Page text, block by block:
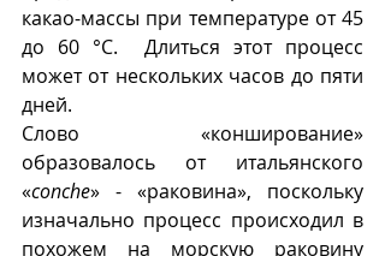
какао-массы при температуре от 45
до 60 °C.  Длиться этот процесс
может от нескольких часов до пяти
дней.
Слово «конширование»
образовалось от итальянского
«conche» - «раковина», поскольку
изначально процесс происходил в
похожем на морскую раковину